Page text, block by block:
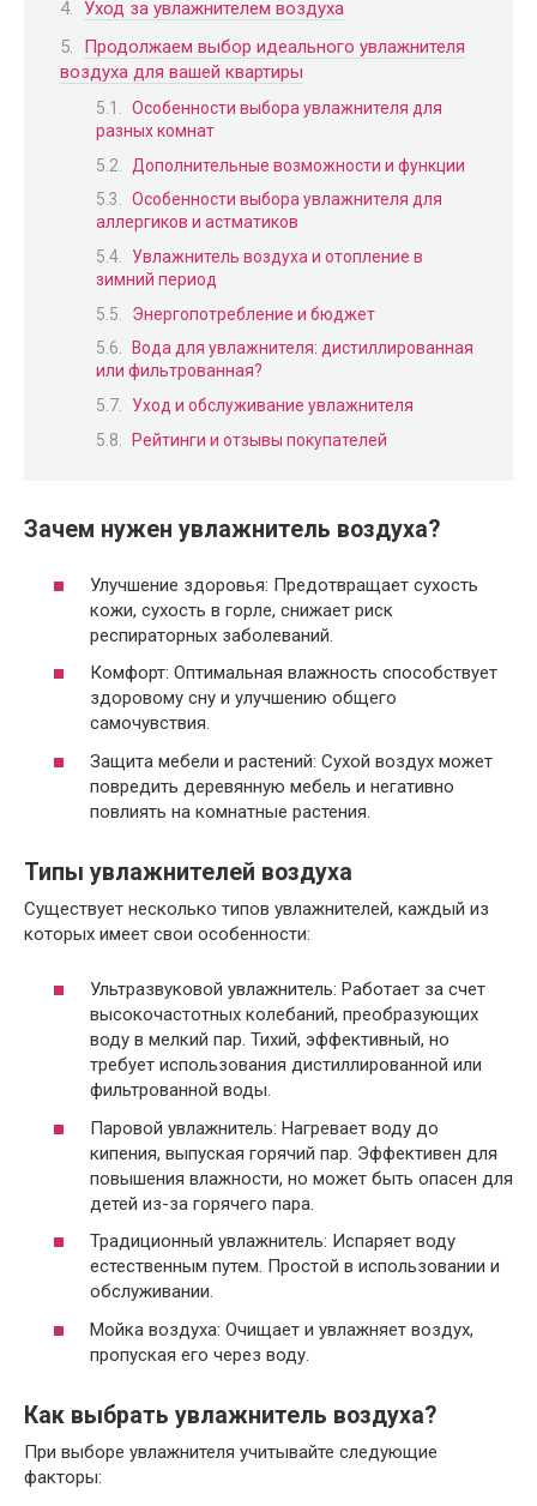
Уход за увлажнителем воздуха
Продолжаем выбор идеального увлажнителя
воздуха для вашей квартиры
Особенности выбора увлажнителя для
разных комнат
Дополнительные возможности и функции
Особенности выбора увлажнителя для
аллергиков и астматиков
Увлажнитель воздуха и отопление в
зимний период
Энергопотребление и бюджет
Вода для увлажнителя: дистиллированная
или фильтрованная?
Уход и обслуживание увлажнителя
Рейтинги и отзывы покупателей
Зачем нужен увлажнитель воздуха?
Улучшение здоровья: Предотвращает сухость
кожи, сухость в горле, снижает риск
респираторных заболеваний.
Комфорт: Оптимальная влажность способствует
здоровому сну и улучшению общего
самочувствия.
Защита мебели и растений: Сухой воздух может
повредить деревянную мебель и негативно
повлиять на комнатные растения.
Типы увлажнителей воздуха
Существует несколько типов увлажнителей, каждый из
которых имеет свои особенности:
Ультразвуковой увлажнитель: Работает за счет
высокочастотных колебаний, преобразующих
воду в мелкий пар. Тихий, эффективный, но
требует использования дистиллированной или
фильтрованной воды.
Паровой увлажнитель: Нагревает воду до
кипения, выпуская горячий пар. Эффективен для
повышения влажности, но может быть опасен для
детей из-за горячего пара.
Традиционный увлажнитель: Испаряет воду
естественным путем. Простой в использовании и
обслуживании.
Мойка воздуха: Очищает и увлажняет воздух,
пропуская его через воду.
Как выбрать увлажнитель воздуха?
При выборе увлажнителя учитывайте следующие
факторы: